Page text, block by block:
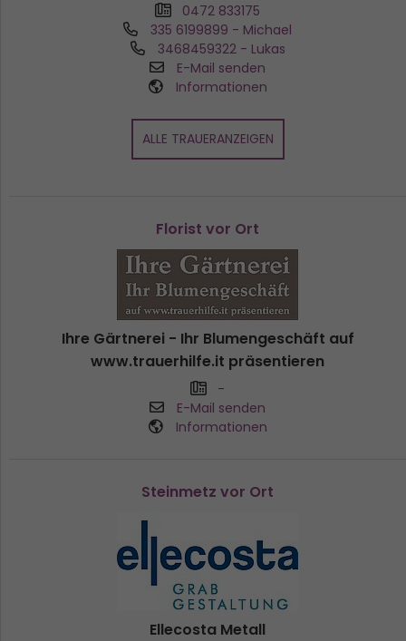
0472 833175
335 6199899 - Michael
3468459322 - Lukas
E-Mail senden
Informationen
ALLE TRAUERANZEIGEN
Florist vor Ort
Ihre Gärtnerei - Ihr Blumengeschäft auf
www.trauerhilfe.it präsentieren
-
E-Mail senden
Informationen
Steinmetz vor Ort
Ellecosta Metall